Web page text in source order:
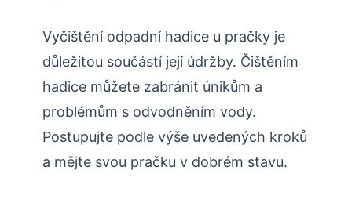
Vyčištění odpadní hadice u pračky je
důležitou součástí její údržby. Čištěním
hadice můžete zabránit únikům a
problémům s odvodněním vody.
Postupujte podle výše uvedených kroků
a mějte svou pračku v dobrém stavu.